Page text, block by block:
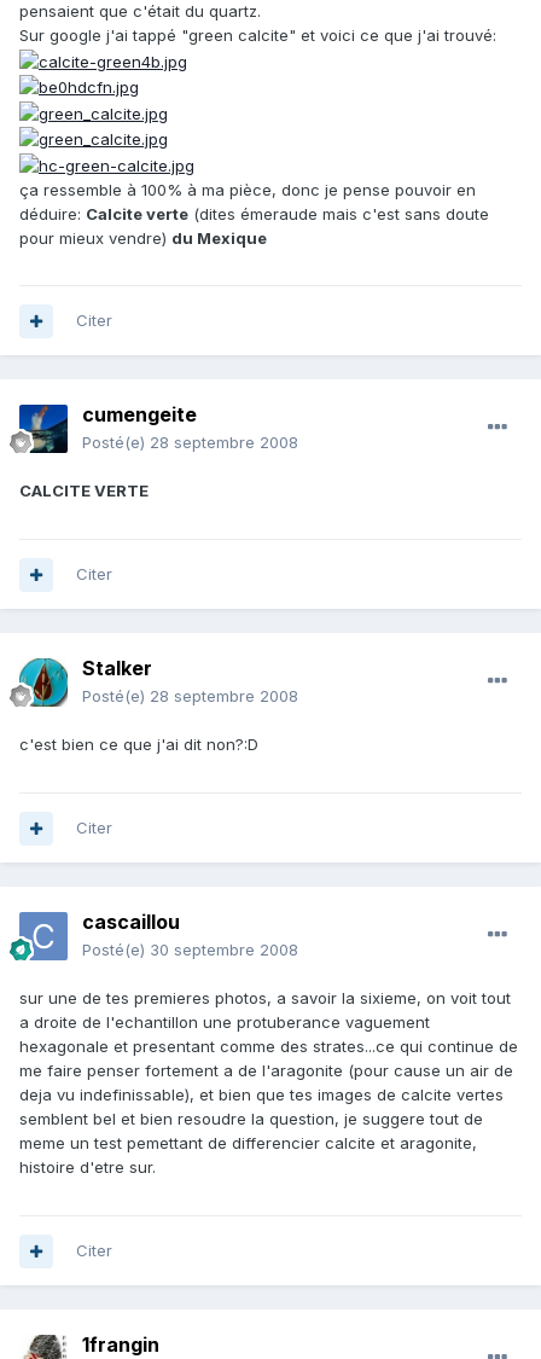
pensaient que c'était du quartz.
Sur google j'ai tappé "green calcite" et voici ce que j'ai trouvé:
ça ressemble à 100% à ma pièce, donc je pense pouvoir en
déduire: Calcite verte (dites émeraude mais c'est sans doute
pour mieux vendre) du Mexique
Citer
cumengeite
Posté(e) 28 septembre 2008
CALCITE VERTE
Citer
Stalker
Posté(e) 28 septembre 2008
c'est bien ce que j'ai dit non?:D
Citer
cascaillou
Posté(e) 30 septembre 2008
sur une de tes premieres photos, a savoir la sixieme, on voit tout
a droite de l'echantillon une protuberance vaguement
hexagonale et presentant comme des strates...ce qui continue de
me faire penser fortement a de l'aragonite (pour cause un air de
deja vu indefinissable), et bien que tes images de calcite vertes
semblent bel et bien resoudre la question, je suggere tout de
meme un test pemettant de differencier calcite et aragonite,
histoire d'etre sur.
Citer
1frangin